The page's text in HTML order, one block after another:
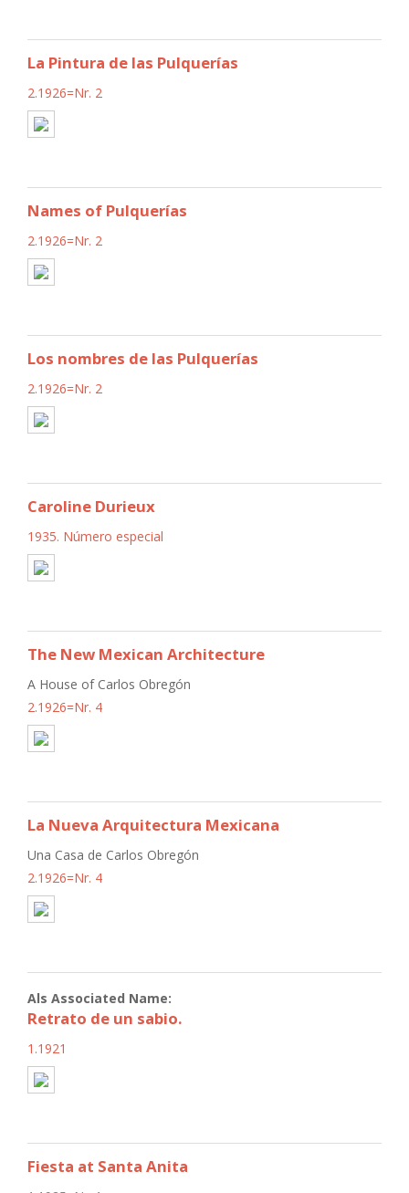
La Pintura de las Pulquerías
2.1926=Nr. 2
Names of Pulquerías
2.1926=Nr. 2
Los nombres de las Pulquerías
2.1926=Nr. 2
Caroline Durieux
1935. Número especial
The New Mexican Architecture
A House of Carlos Obregón
2.1926=Nr. 4
La Nueva Arquitectura Mexicana
Una Casa de Carlos Obregón
2.1926=Nr. 4
Als Associated Name:
Retrato de un sabio.
1.1921
Fiesta at Santa Anita